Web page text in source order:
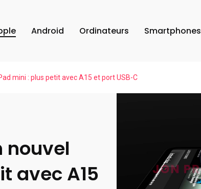
Android Ordinateurs Smartphones
mini : plus petit avec A15 et port USB-C
nouvel
avec A15